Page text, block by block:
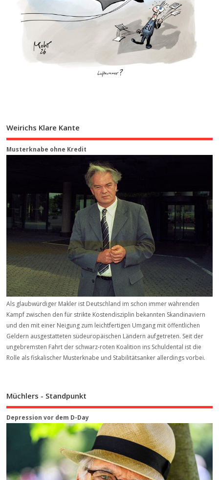
Weirichs Klare Kante
Musterknabe ohne Kredit
Als glaubwürdiger Makler ist Deutschland im schon immer währenden
Kampf zwischen den für strikte Kostendisziplin bekannten Skandinaviern
und den mit einer Neigung zum leichtfertigen Umgang mit öffentlichen
Geldern ausgestatteten südeuropäischen Ländern aufgetreten. Seit der
ungebremsten Fahrt der schwarz-roten Koalition ins Schuldental ist die
Rolle als fiskalischer Musterknabe und Stabilitätsanker allerdings vorbei.
Müchlers - Standpunkt
Depression vor dem D-Day